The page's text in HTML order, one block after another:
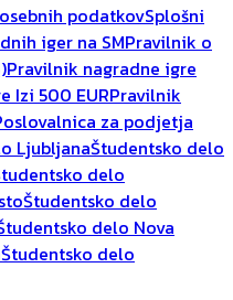
podatkovSplošni
iger na SMPravilnik o
Pravilnik nagradne igre
Izi 500 EURPravilnik
za podjetja
LjubljanaŠtudentsko delo
delo
Študentsko delo
delo Nova
Študentsko delo